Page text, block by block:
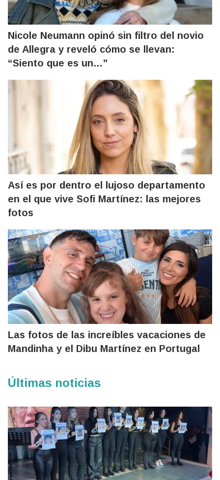
Nicole Neumann opinó sin filtro del novio
de Allegra y reveló cómo se llevan:
“Siento que es un…”
Así es por dentro el lujoso departamento
en el que vive Sofi Martínez: las mejores
fotos
Las fotos de las increíbles vacaciones de
Mandinha y el Dibu Martínez en Portugal
Últimas noticias